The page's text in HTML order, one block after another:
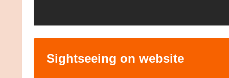
Sightseeing on website